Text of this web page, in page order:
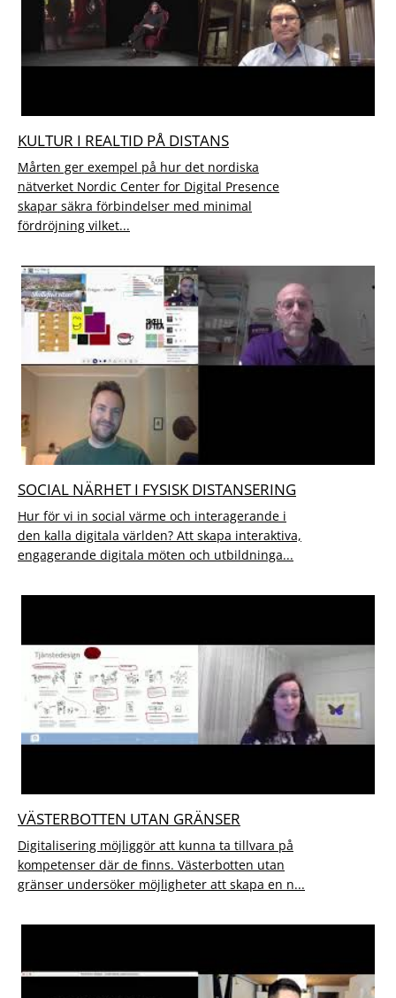
KULTUR I REALTID PÅ DISTANS
Mårten ger exempel på hur det nordiska
nätverket Nordic Center for Digital Presence
skapar säkra förbindelser med minimal
fördröjning vilket...
SOCIAL NÄRHET I FYSISK DISTANSERING
Hur för vi in social värme och interagerande i
den kalla digitala världen? Att skapa interaktiva,
engagerande digitala möten och utbildninga...
VÄSTERBOTTEN UTAN GRÄNSER
Digitalisering möjliggör att kunna ta tillvara på
kompetenser där de finns. Västerbotten utan
gränser undersöker möjligheter att skapa en n...